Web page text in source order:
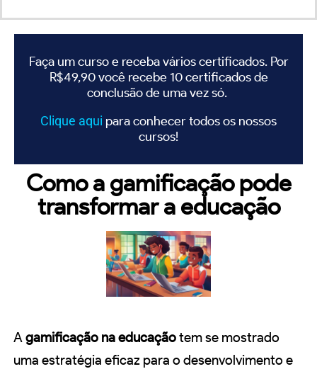
Faça um curso e receba vários certificados. Por
R$49,90 você recebe 10 certificados de
conclusão de uma vez só.
Clique aqui para conhecer todos os nossos
cursos!
Como a gamificação pode
transformar a educação
A gamificação na educaçãotem se mostrado
uma estratégia eficaz para o desenvolvimento e